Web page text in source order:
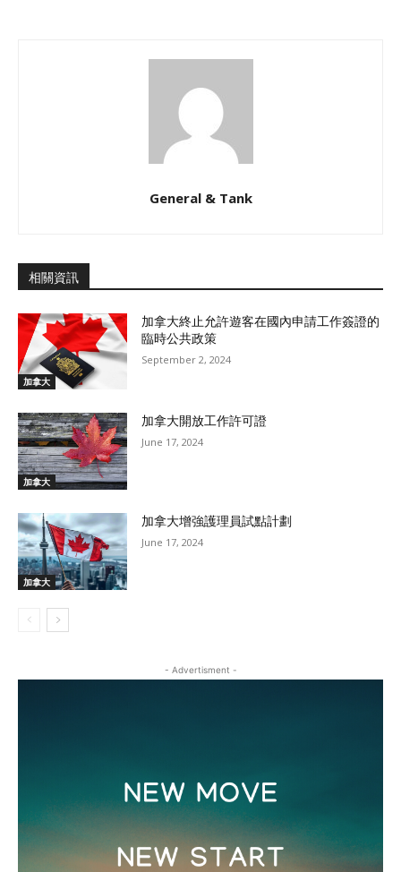
General & Tank
相關資訊
加拿大
加拿大終止允許遊客在國內申請工作簽證的
臨時公共政策
September 2, 2024
加拿大
加拿大開放工作許可證
June 17, 2024
加拿大
加拿大增強護理員試點計劃
June 17, 2024
- Advertisment -